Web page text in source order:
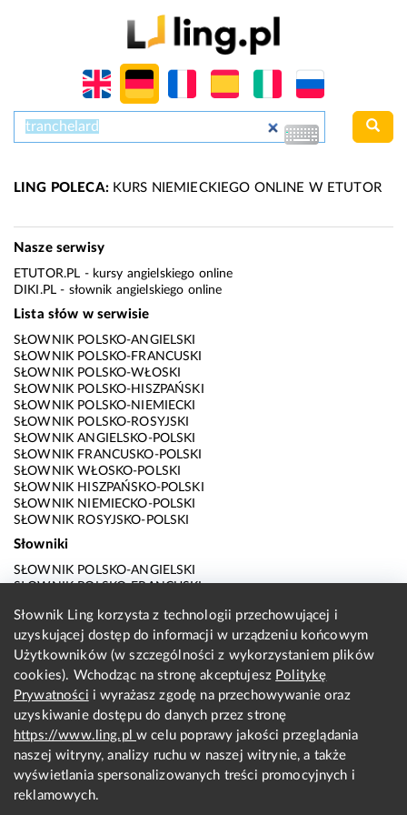
LING POLECA:KURS NIEMIECKIEGO ONLINE W ETUTOR
Nasze serwisy
ETUTOR.PL - kursy angielskiego online
DIKI.PL - słownik angielskiego online
Lista słów w serwisie
SŁOWNIK POLSKO-ANGIELSKI
SŁOWNIK POLSKO-FRANCUSKI
SŁOWNIK POLSKO-WŁOSKI
SŁOWNIK POLSKO-HISZPAŃSKI
SŁOWNIK POLSKO-NIEMIECKI
SŁOWNIK POLSKO-ROSYJSKI
SŁOWNIK ANGIELSKO-POLSKI
SŁOWNIK FRANCUSKO-POLSKI
SŁOWNIK WŁOSKO-POLSKI
SŁOWNIK HISZPAŃSKO-POLSKI
SŁOWNIK NIEMIECKO-POLSKI
SŁOWNIK ROSYJSKO-POLSKI
Słowniki
SŁOWNIK POLSKO-ANGIELSKI
SŁOWNIK POLSKO-FRANCUSKI
SŁOWNIK POLSKO-HISZPAŃSKI
SŁOWNIK POLSKO-NIEMIECKI
SŁOWNIK POLSKO-ROSYJSKI
SŁOWNIK ANGIELSKO-POLSKI
SŁOWNIK FRANCUSKO-POLSKI
SŁOWNIK WŁOSKO-POLSKI
SŁOWNIK HISZPAŃSKO-POLSKI
SŁOWNIK NIEMIECKO-POLSKI
SŁOWNIK ROSYJSKO-POLSKI
O nas
KONTAKT Z REDAKCJĄ
Słownik Ling korzysta z technologii przechowującej i
uzyskującej dostęp do informacji w urządzeniu końcowym
Użytkowników (w szczególności z wykorzystaniem plików
cookies). Wchodząc na stronę akceptujesz Politykę
Prywatności i wyrażasz zgodę na przechowywanie oraz
uzyskiwanie dostępu do danych przez stronę
https://www.ling.plw celu poprawy jakości przeglądania
naszej witryny, analizy ruchu w naszej witrynie, a także
wyświetlania spersonalizowanych treści promocyjnych i
reklamowych.